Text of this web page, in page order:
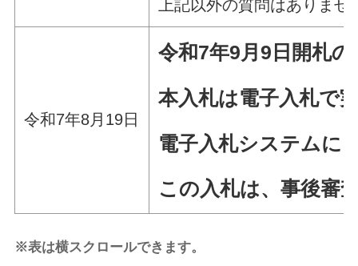
上記以外の質問はありませ
令和7年8月19日
令和7年9月9日 開札
本入札は電子入札で
電子入札システムに
この入札は、事後審
※表は横スクロールできます。